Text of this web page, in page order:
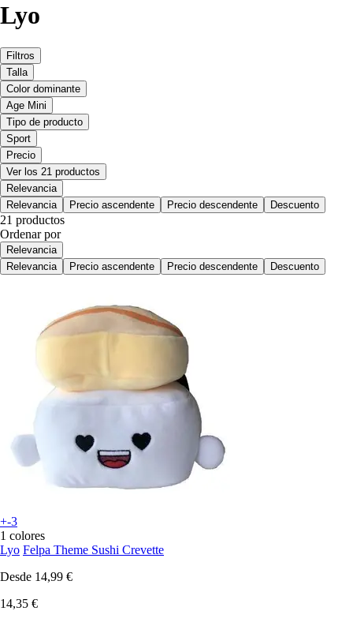
Lyo
Filtros
Talla
Color dominante
Age Mini
Tipo de producto
Sport
Precio
Ver los 21 productos
Relevancia
Relevancia
Precio ascendente Precio descendente Descuento
21 productos
Ordenar por
Relevancia
Relevancia
Precio ascendente Precio descendente Descuento
+-3
1 colores
Lyo Felpa Theme Sushi Crevette
Desde 14,99 €
14,35 €